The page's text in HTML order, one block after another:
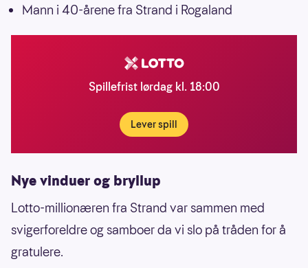
Mann i 40-årene fra Strand i Rogaland
Spillefrist lørdag kl. 18:00
Lever spill
Nye vinduer og bryllup
Lotto-millionæren fra Strand var sammen med
svigerforeldre og samboer da vi slo på tråden for å
gratulere.